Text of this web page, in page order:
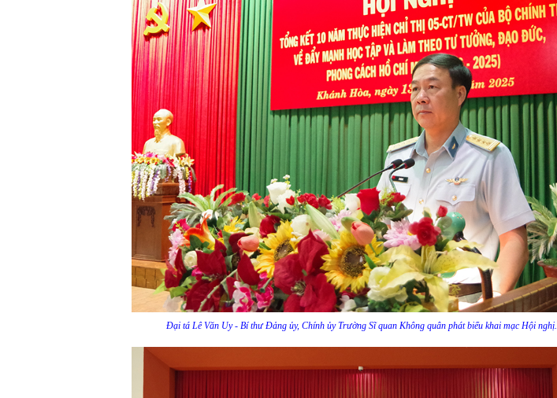
Đại tá Lê Văn Uy - Bí thư Đảng ủy, Chính ủy Trường Sĩ quan Không quân phát biểu khai mạc Hội nghị.